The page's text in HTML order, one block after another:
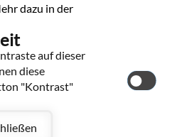
dazu in der
auf dieser
diese
"Kontrast"